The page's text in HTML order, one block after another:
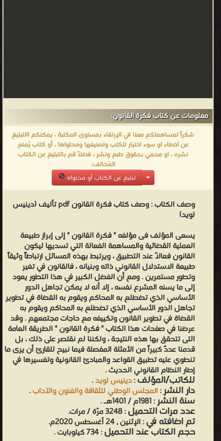
معلومات عن كتاب فكرة القانون:
شكراً لمساهمتكم معنا في الإرتقاء بمستوى المكتبة ، يمكنكم االتبليغ
عن اخطاء او سوء اختيار للكتب وتصنيفها ومحتواها ، أو كتاب يُمنع
نشره ، او محمي بحقوق طبع ونشر ، فضلاً قم بالتبليغ عن الكتاب
المُخالف:
تبليغ عن الكتاب أو محتواه
وصف الكتاب : وصف كتاب فكرة القانون pdf تأليف (دينيس
لويد)
يسعى المؤلف فى مؤلفه " فكرة القانون " إلى إبراز طبيعة
العملية القضائية والمساهمة الفعالة التي تسديها ليكون
القانون فعالاً عند ‏التطبيق ، ويرتبط بهذه المسائل ارتباطاً وثيقاً
طبيعة الاستدلال القانوني ذاته وبنيانه ، فالقانون في تغير
وتطور مستمرين . ومع أن ‏الفضل الكبير في هذا التطور يعود
إلى ما يسنه المشرع نفسه ، إلا أنه لا يمكن تجاهل الدور
الأساسي الذي تضطلع به المحاكم ويقوم ‏به القضاة في تطوير
تجاهل الدور الأساسي الذي تضطلع به المحاكم ويقوم به
القضاة في تطوير القانون وتكييفه مع حاجات مجتمعهم ‏‏. وقد
عرضنا في صفحات هذا الكتاب " فكرة القانون " الطريقة العامة
التى تتحقق بها هذه النتيجة ، ولكننا لم نقتصر على ذلك ، بل
‏قدمنا عددً كبيراً من الأمثلة المفصلة فيما نبيح للقارئ أن يرى ما
تنطوي عليه تطبيق القواعد والمبادئ القانونية وتفسيرها في
إطار ‏النظام القانوني الحديث .
للكاتب/المؤلف:دينيس لويد.
دار النشر:المجلس الوطني للثقافة والفنون والآداب.
سنة النشر: 1981م / 1401هـ .
عدد مرات التحميل: 3248 مرّة / مرات.
تم اضافته في: الإثنين , 24 أغسطس 2020م.
حجم الكتاب عند التحميل: 734 كيلوبايت .